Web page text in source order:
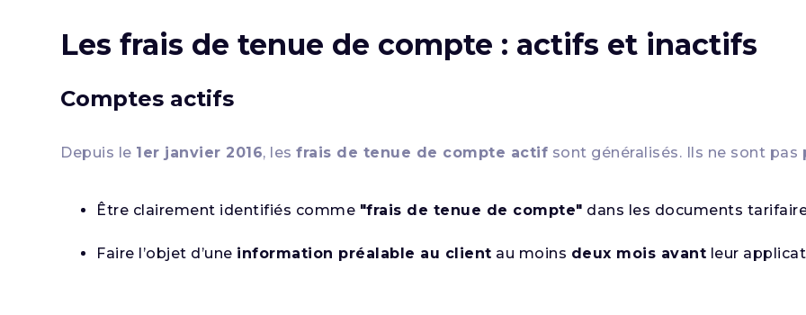
Les frais de tenue de compte : actifs et inactifs
Comptes actifs
Depuis le 1er janvier 2016, lesfrais de tenue de compte actif sont généralisés. Ils ne sont
Être clairement identifiés comme "frais de tenue de compte" dans les documents
Faire l’objet d’une information préalable au client au moins deux mois avant leur